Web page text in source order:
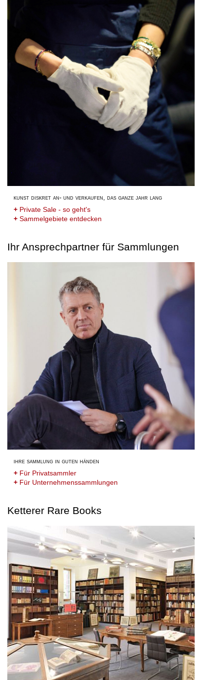
kunst diskret an- und verkaufen, das ganze jahr lang
+Private Sale - so geht's
+Sammelgebiete entdecken
Ihr Ansprechpartner für Sammlungen
ihre sammlung in guten händen
+Für Privatsammler
+Für Unternehmenssammlungen
Ketterer Rare Books